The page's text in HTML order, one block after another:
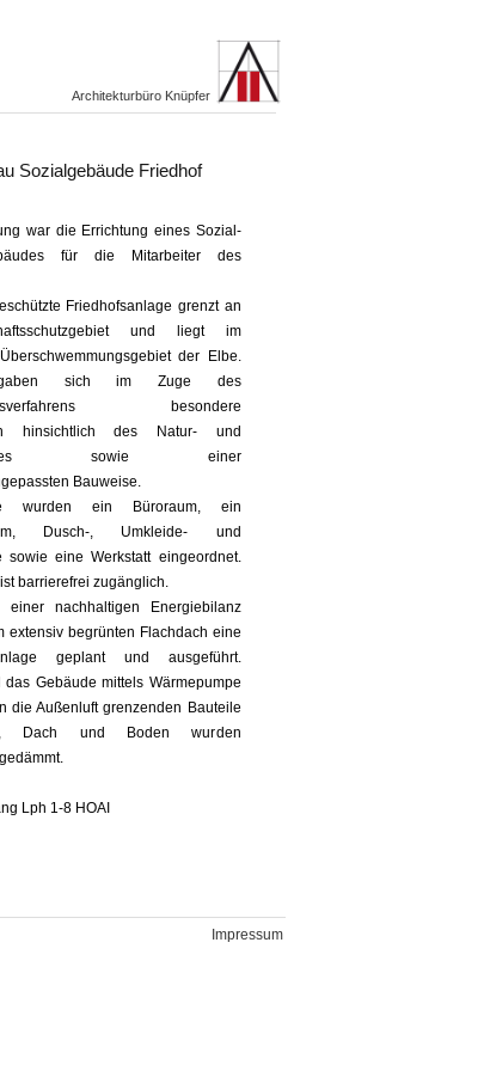
Architekturbüro Knüpfer
Sozialgebäude Friedhof
war die Errichtung eines Sozial-
für die Mitarbeiter des
Friedhofsanlage grenzt an
und liegt im
der Elbe.
sich im Zuge des
besondere
hinsichtlich des Natur- und
sowie einer
Bauweise.
wurden ein Büroraum, ein
Dusch-, Umkleide- und
sowie eine Werkstatt eingeordnet.
barrierefrei zugänglich.
einer nachhaltigen Energiebilanz
extensiv begrünten Flachdach eine
Anlage geplant und ausgeführt.
das Gebäude mittels Wärmepumpe
die Außenluft grenzenden Bauteile
Dach und Boden wurden
Lph 1-8 HOAI
Impressum